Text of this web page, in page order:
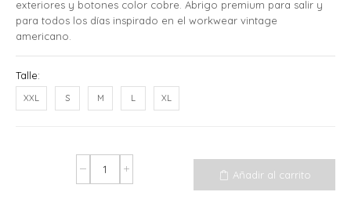
exteriores y botones color cobre. Abrigo premium para salir y
para todos los días inspirado en el workwear vintage
americano.
Talle:
XXL S M L XL
Añadir al carrito